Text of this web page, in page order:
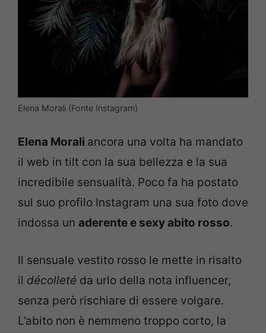
Elena Morali (Fonte Instagram)
Elena Morali ancora una volta ha mandato
il web in tilt con la sua bellezza e la sua
incredibile sensualità. Poco fa ha postato
sul suo profilo Instagram una sua foto dove
indossa un aderente e sexy abito rosso.
Il sensuale vestito rosso le mette in risalto
il décolleté da urlo della nota influencer,
senza però rischiare di essere volgare.
L’abito non è nemmeno troppo corto, la